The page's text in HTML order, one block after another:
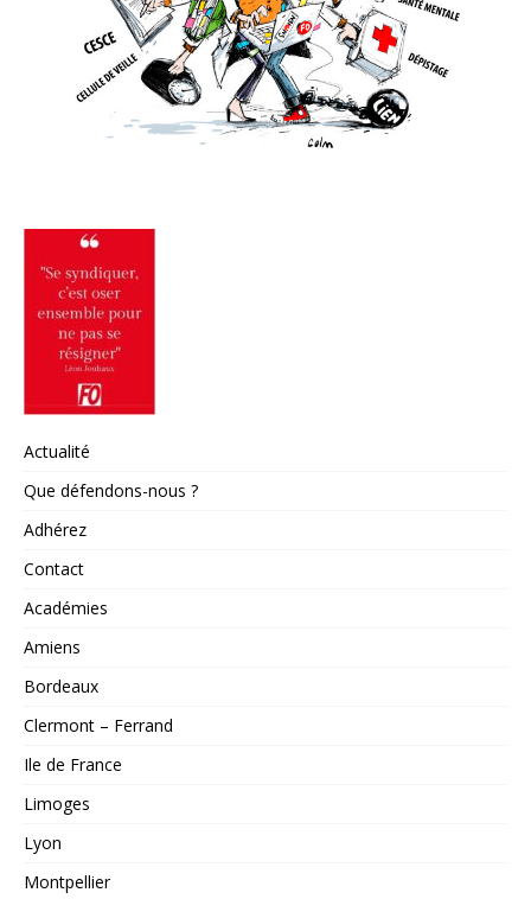
Actualité
Que défendons-nous ?
Adhérez
Contact
Académies
Amiens
Bordeaux
Clermont – Ferrand
Ile de France
Limoges
Lyon
Montpellier